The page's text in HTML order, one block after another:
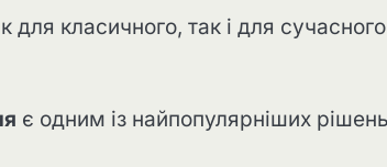
для класичного, так і для сучасного
є одним із найпопулярніших